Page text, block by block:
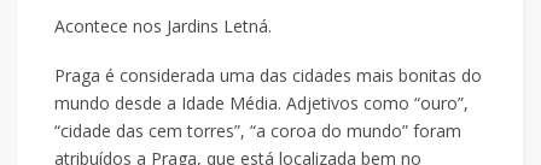
Acontece nos Jardins Letná.
Praga é considerada uma das cidades mais bonitas do
mundo desde a Idade Média. Adjetivos como “ouro”,
“cidade das cem torres”, “a coroa do mundo” foram
atribuídos a Praga, que está localizada bem no